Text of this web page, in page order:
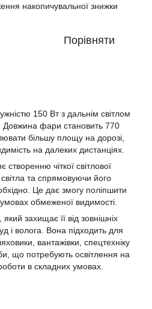
накопичувальної знижки
Порівняти
150 Вт з дальнім світлом
фари становить 770
більшу площу на дорозі,
на далеких дистанціях.
створенню чіткої світлової
та спрямовуючи його
Це дає змогу поліпшити
обмеженої видимості.
захищає її від зовнішніх
і волога. Вона підходить для
вантажівки, спецтехніку
що потребують освітлення на
в складних умовах.